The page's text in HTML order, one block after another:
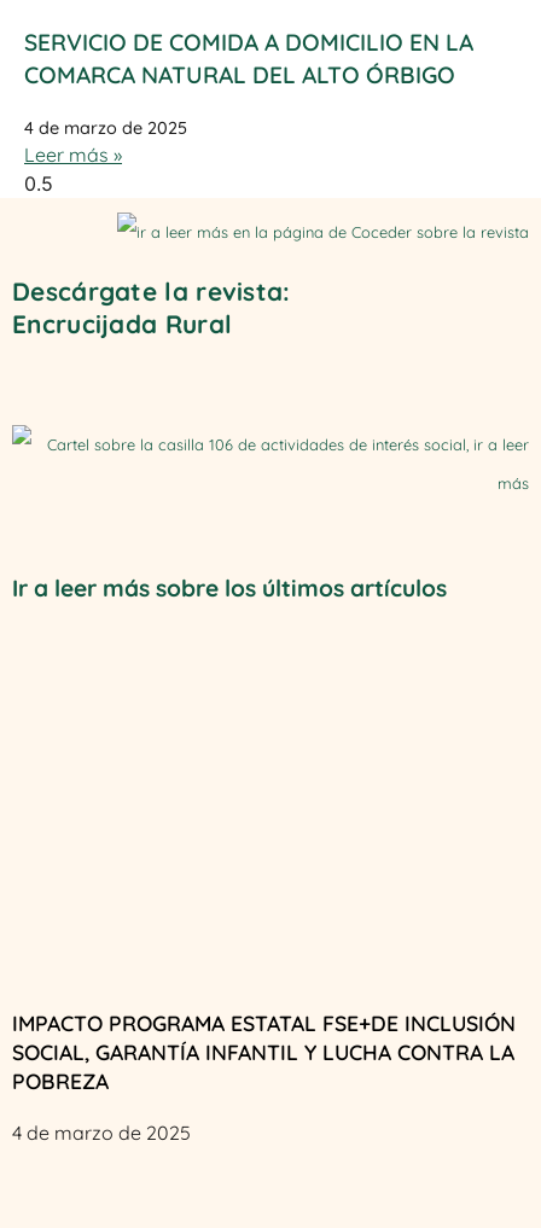
SERVICIO DE COMIDA A DOMICILIO EN LA
COMARCA NATURAL DEL ALTO ÓRBIGO
4 de marzo de 2025
Leer más »
Descárgate la revista:
Encrucijada Rural
Ir a leer más sobre los últimos artículos
IMPACTO PROGRAMA ESTATAL FSE+DE INCLUSIÓN
SOCIAL, GARANTÍA INFANTIL Y LUCHA CONTRA LA
POBREZA
4 de marzo de 2025